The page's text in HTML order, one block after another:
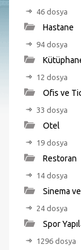
46 dosya
Hastane
94 dosya
12 dosya
Ofis ve
33 dosya
Otel
19 dosya
Restoran
14 dosya
Sinema
24 dosya
Spor
1296 dosya